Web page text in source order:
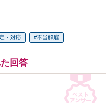
・対応 不当解雇
回答